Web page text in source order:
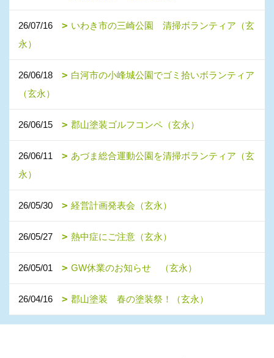
26/07/16
いわき市の三崎公園 清掃ボランティア（玄
永）
26/06/18
白河市の小峰城公園でゴミ拾いボランティア
（玄永）
26/06/15 郡山塗装ゴルフコンペ（玄永）
26/06/11
あづま総合運動公園を清掃ボランティア（玄
永）
26/05/30 経営計画発表会（玄永）
26/05/27 熱中症にご注意（玄永）
26/05/01 GW休業のお知らせ （玄永）
26/04/16 郡山塗装 春の塗装祭！（玄永）